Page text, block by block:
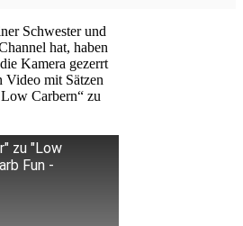
Schwester und
hat, haben
Kamera gezerrt
Video mit Sätzen
Carbern“ zu
zu "Low
Fun -